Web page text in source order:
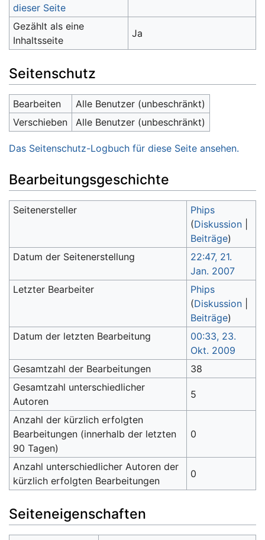
dieser Seite
Gezählt als eine
Inhaltsseite
Ja
Seitenschutz
Bearbeiten
Alle Benutzer (unbeschränkt)
Verschieben
Alle Benutzer (unbeschränkt)
Das Seitenschutz-Logbuch für diese Seite ansehen.
Bearbeitungsgeschichte
Seitenersteller
Phips
(Diskussion
Beiträge)
Datum der Seitenerstellung
22:47, 21.
Jan. 2007
Letzter Bearbeiter
Phips
(Diskussion
Beiträge)
Datum der letzten Bearbeitung
00:33, 23.
Okt. 2009
Gesamtzahl der Bearbeitungen
38
Gesamtzahl unterschiedlicher
Autoren
5
Anzahl der kürzlich erfolgten
Bearbeitungen (innerhalb der letzten
90 Tagen)
0
Anzahl unterschiedlicher Autoren der
kürzlich erfolgten Bearbeitungen
0
Seiteneigenschaften